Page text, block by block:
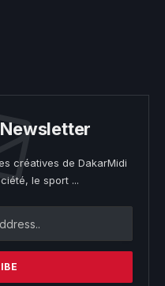
créatives de DakarMidi
le sport ...